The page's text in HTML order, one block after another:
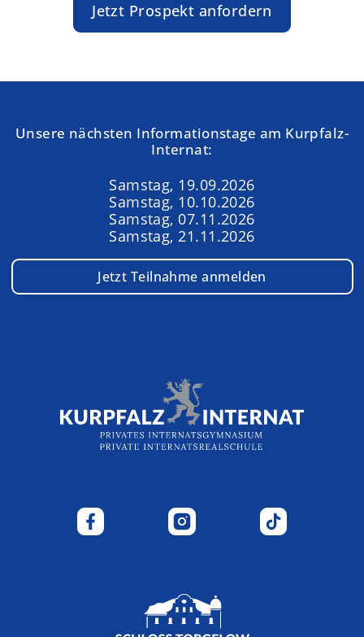
Jetzt Prospekt anfordern
Unsere nächsten Informationstage am Kurpfalz-
Internat:
Samstag, 19.09.2026
Samstag, 10.10.2026
Samstag, 07.11.2026
Samstag, 21.11.2026
Jetzt Teilnahme anmelden